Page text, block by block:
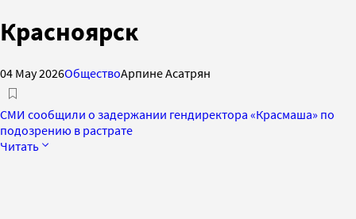
Красноярск
04 May 2026ОбществоАрпине Асатрян
СМИ сообщили о задержании гендиректора «Красмаша» по
подозрению в растрате
Читать